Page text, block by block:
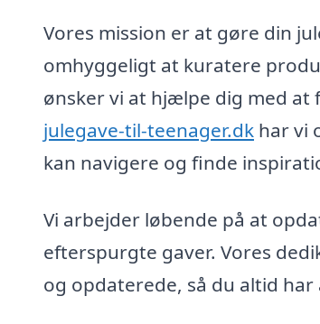
Vores mission er at gøre din
omhyggeligt at kuratere
ønsker vi at hjælpe dig med
julegave-til-teenager.dk har vi
kan navigere og finde
Vi arbejder løbende på at
efterspurgte gaver. Vores
og opdaterede, så du altid